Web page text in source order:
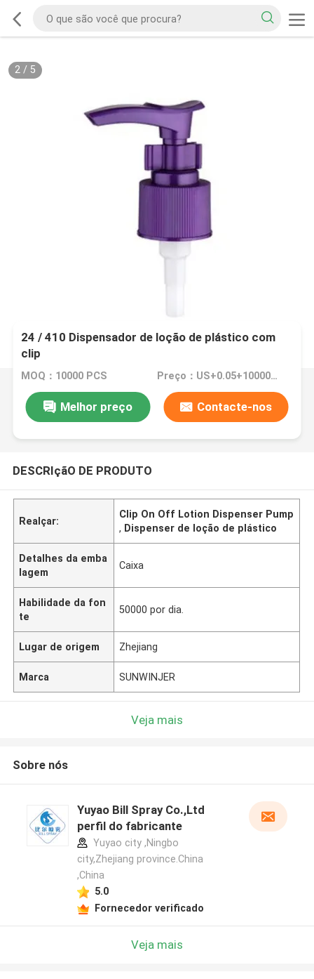
2/ 5
24 / 410 Dispensador de loção de plástico com
clip
MOQ：10000 PCS Preço：US+0.05+10000pcs
Melhor preço Contacte-nos
DESCRIçãO DE PRODUTO
Realçar:
Clip On Off Lotion Dispenser Pump
, Dispenser de loção de plástico
Detalhes da emba
lagem
Caixa
Habilidade da fon
te
50000 por dia.
Lugar de origem Zhejiang
Marca SUNWINJER
Veja mais
Sobre nós
Yuyao Bill Spray Co.,Ltd
perfil do fabricante
Yuyao city ,Ningbo
city,Zhejiang province.China
,China
5.0
Fornecedor verificado
Veja mais